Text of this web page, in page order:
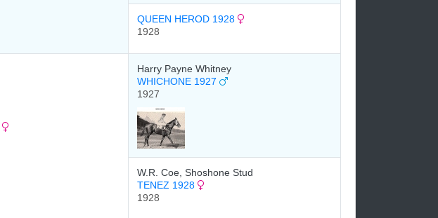
QUEEN HEROD 1928
1928
Harry Payne Whitney
WHICHONE 1927
1927
W.R. Coe, Shoshone Stud
TENEZ 1928
1928